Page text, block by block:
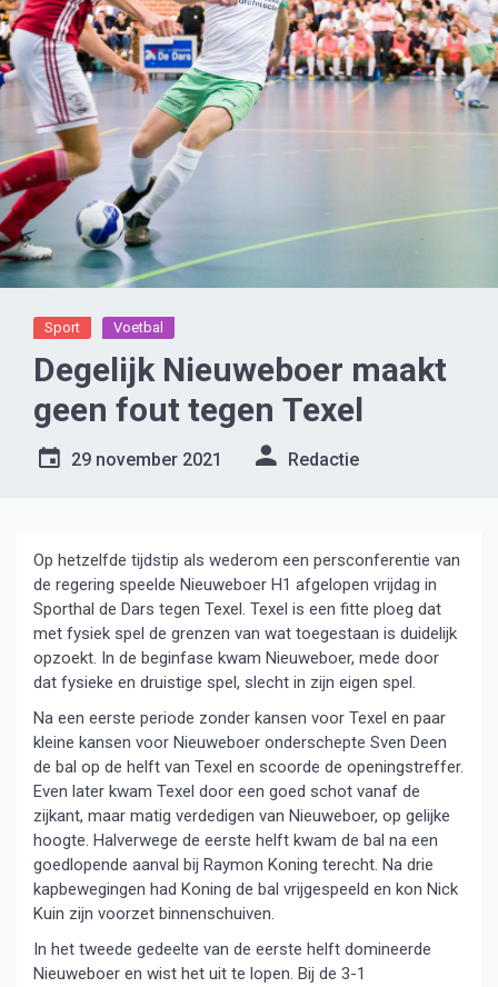
Sport Voetbal
Degelijk Nieuweboer maakt
geen fout tegen Texel
29 november 2021 Redactie
Op hetzelfde tijdstip als wederom een persconferentie van
de regering speelde Nieuweboer H1 afgelopen vrijdag in
Sporthal de Dars tegen Texel. Texel is een fitte ploeg dat
met fysiek spel de grenzen van wat toegestaan is duidelijk
opzoekt. In de beginfase kwam Nieuweboer, mede door
dat fysieke en druistige spel, slecht in zijn eigen spel.
Na een eerste periode zonder kansen voor Texel en paar
kleine kansen voor Nieuweboer onderschepte Sven Deen
de bal op de helft van Texel en scoorde de openingstreffer.
Even later kwam Texel door een goed schot vanaf de
zijkant, maar matig verdedigen van Nieuweboer, op gelijke
hoogte. Halverwege de eerste helft kwam de bal na een
goedlopende aanval bij Raymon Koning terecht. Na drie
kapbewegingen had Koning de bal vrijgespeeld en kon Nick
Kuin zijn voorzet binnenschuiven.
In het tweede gedeelte van de eerste helft domineerde
Nieuweboer en wist het uit te lopen. Bij de 3-1